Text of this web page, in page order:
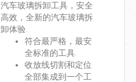
汽车玻璃拆卸工具，安全
高效，全新的汽车玻璃拆
卸体验.
符合最严格，最安
全标准的工具.
收放线切割和定位
全部集成到一个工